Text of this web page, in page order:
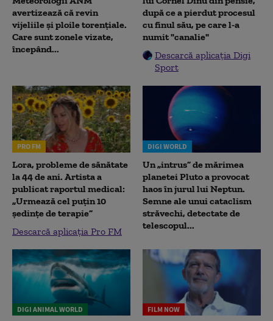
avertizează că revin
vijeliile și ploile torențiale.
Care sunt zonele vizate,
începând...
după ce a pierdut procesul
cu finul său, pe care l-a
numit "canalie"
Descarcă aplicația Digi
Sport
PRO FM
Lora, probleme de sănătate
la 44 de ani. Artista a
publicat raportul medical:
„Urmează cel puțin 10
ședințe de terapie”
Descarcă aplicația Pro FM
DIGI WORLD
Un „intrus” de mărimea
planetei Pluto a provocat
haos în jurul lui Neptun.
Semne ale unui cataclism
străvechi, detectate de
telescopul...
DIGI ANIMAL WORLD FILM NOW